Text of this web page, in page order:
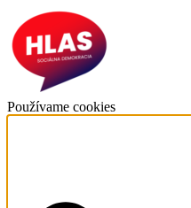
Používame cookies